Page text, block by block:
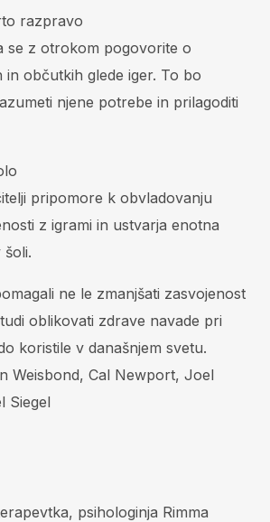
razpravo
se z otrokom pogovorite o
in občutkih glede iger. To bo
njene potrebe in prilagoditi
pripomore k obvladovanju
z igrami in ustvarja enotna
šoli.
ne le zmanjšati zasvojenost
oblikovati zdrave navade pri
koristile v današnjem svetu.
Weisbond, Cal Newport, Joel
Siegel
psihologinja Rimma